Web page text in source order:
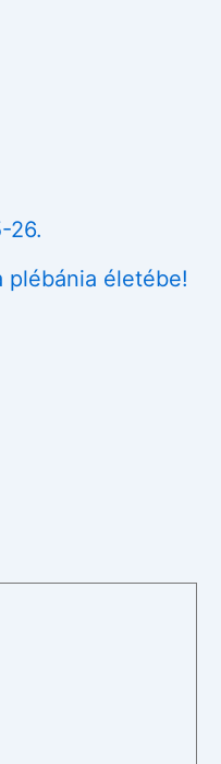
26.
plébánia életébe!